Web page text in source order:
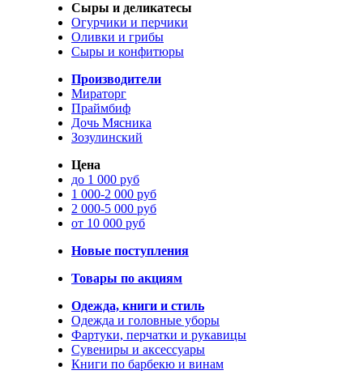
Сыры и деликатесы
Огурчики и перчики
Оливки и грибы
Сыры и конфитюры
Производители
Мираторг
Праймбиф
Дочь Мясника
Зозулинский
Цена
до 1 000 руб
1 000-2 000 руб
2 000-5 000 руб
от 10 000 руб
Новые поступления
Товары по акциям
Одежда, книги и стиль
Одежда и головные уборы
Фартуки, перчатки и рукавицы
Сувениры и аксессуары
Книги по барбекю и винам